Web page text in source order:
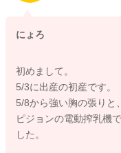
にょろ
初めまして。
5/3に出産の初産です。
5/8から強い胸の張りと
ピジョンの電動搾乳機
した。